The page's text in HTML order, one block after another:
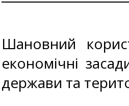
Шановний
економічні
держави та